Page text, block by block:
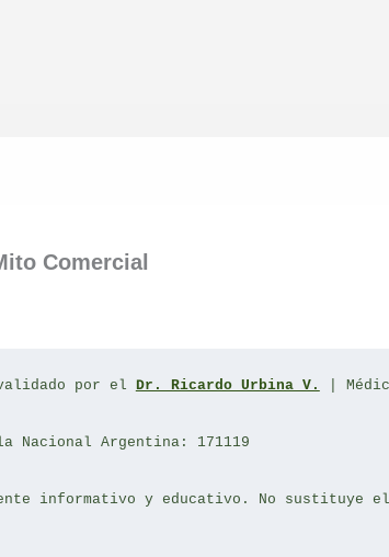
Comercial
por el Dr. Ricardo Urbina V.
|
Nacional Argentina: 171119
informativo y educativo. No sustituye